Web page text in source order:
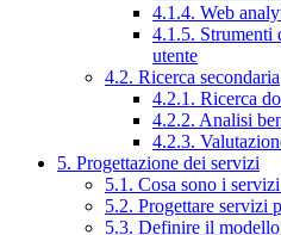
4.1.4. Web
4.1.5. Strumenti
utente
4.2. Ricerca secondaria
4.2.1. Ricerca
4.2.2. Analisi
4.2.3.
5. Progettazione dei servizi
5.1. Cosa sono i
5.2. Progettare servizi
5.3. Definire il